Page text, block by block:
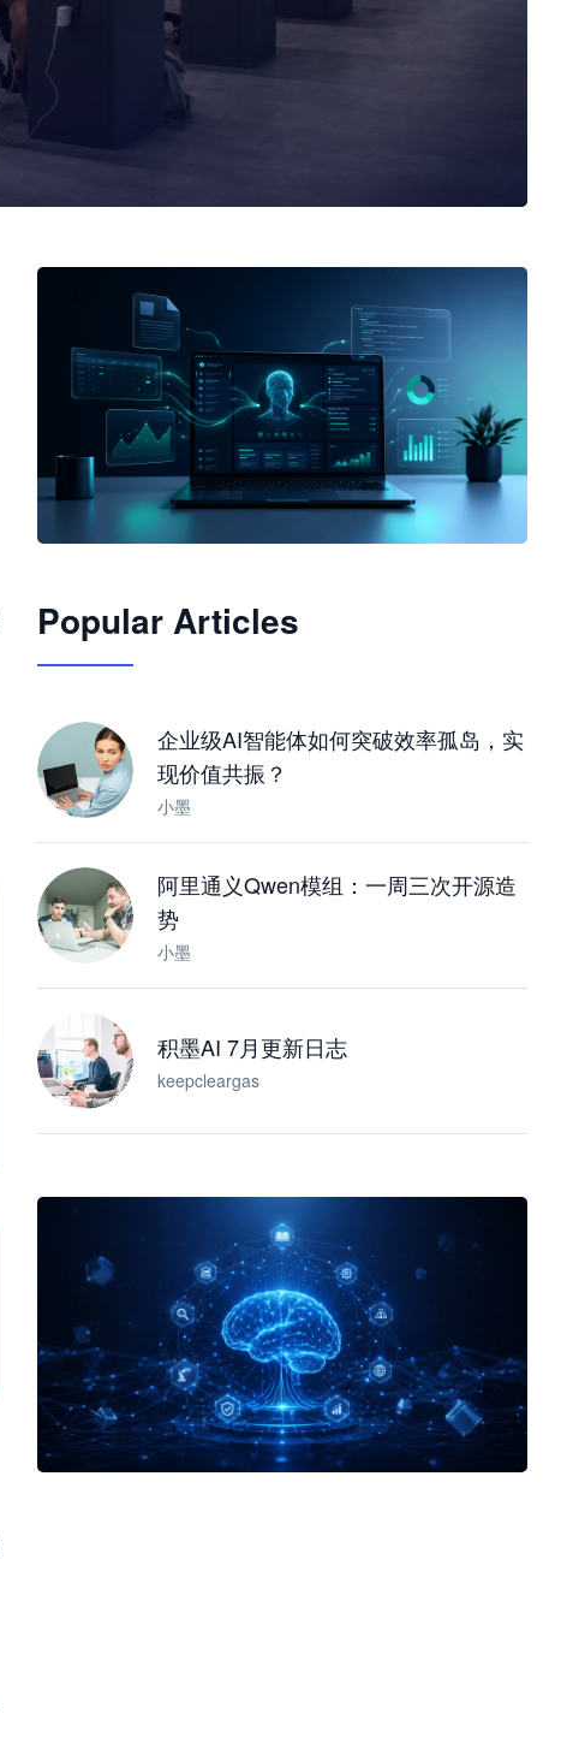
JimoClaw 桌面 AI Agent 工作台
Popular Articles
企业级AI智能体如何突破效率孤岛，实
现价值共振？
小墨
阿里通义Qwen模组：一周三次开源造
势
小墨
积墨AI 7月更新日志
keepcleargas